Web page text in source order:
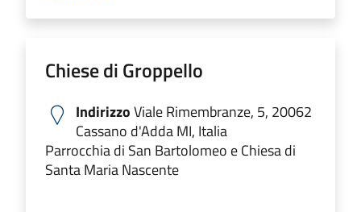
Chiese di Groppello
IndirizzoViale Rimembranze, 5, 20062
Cassano d'Adda MI, Italia
Parrocchia di San Bartolomeo e Chiesa di
Santa Maria Nascente